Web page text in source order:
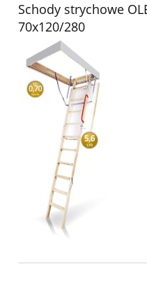
Schody strychowe
70x120/280